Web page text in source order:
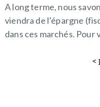
A long terme, nous
viendra de l’épargne
dans ces marchés. Pour
<